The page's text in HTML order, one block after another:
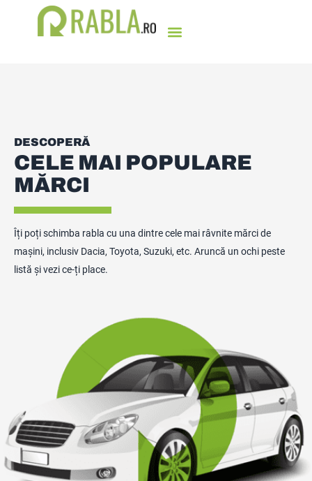
DESCOPERĂ
CELE MAI POPULARE
MĂRCI
Îți poți schimba rabla cu una dintre cele mai râvnite mărci de
mașini, inclusiv Dacia, Toyota, Suzuki, etc. Aruncă un ochi peste
listă și vezi ce-ți place.